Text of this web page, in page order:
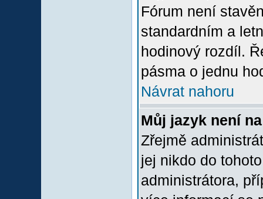
Fórum není
standardním a
hodinový rozdíl.
pásma o jednu
Návrat nahoru
Můj jazyk není
Zřejmě
jej nikdo do
administrátora,